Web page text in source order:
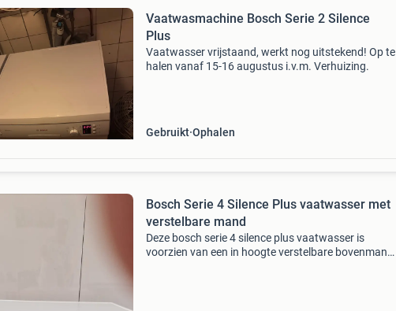
Vaatwasmachine Bosch Serie 2 Silence
Plus
Vaatwasser vrijstaand, werkt nog uitstekend! Op te
halen vanaf 15-16 augustus i.v.m. Verhuizing.
Gebruikt Ophalen
Bosch Serie 4 Silence Plus vaatwasser met
verstelbare mand
Deze bosch serie 4 silence plus vaatwasser is
voorzien van een in hoogte verstelbare bovenmand,